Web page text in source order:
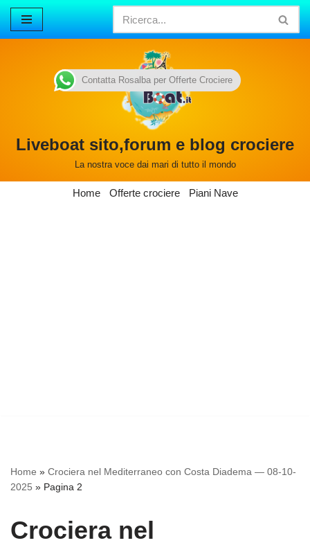
Vai
Liveboat sito,forum e blog crociere
La nostra voce dai mari di tutto il mondo
Home Offerte crociere Piani Nave
Home » Crociera nel Mediterraneo con Costa Diadema — 08-10-
2025 » Pagina 2
Crociera nel
Contatta Rosalba per Offerte Crociere